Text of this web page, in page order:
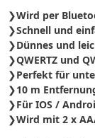
Wird per
Schnell und
Dünnes und
QWERTZ und
Perfekt für
10 m
Für IOS /
Wird mit 2 x